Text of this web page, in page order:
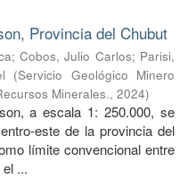
Provincia del Chubut
;Cobos, Julio Carlos; Parisi,
(Servicio Geológico Minero
Minerales., 2024)
a escala 1: 250.000, se
este de la provincia del
límite convencional entre
...